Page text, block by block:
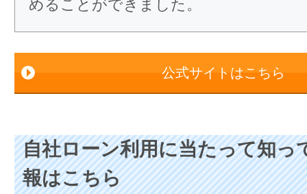
めることができました。
公式サイトはこちら
自社ローン利用に当たって知っ
報はこちら